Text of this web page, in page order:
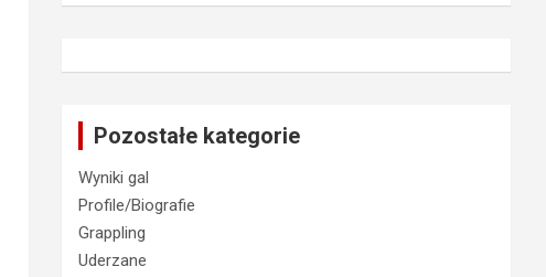
Pozostałe kategorie
Wyniki gal
Profile/Biografie
Grappling
Uderzane